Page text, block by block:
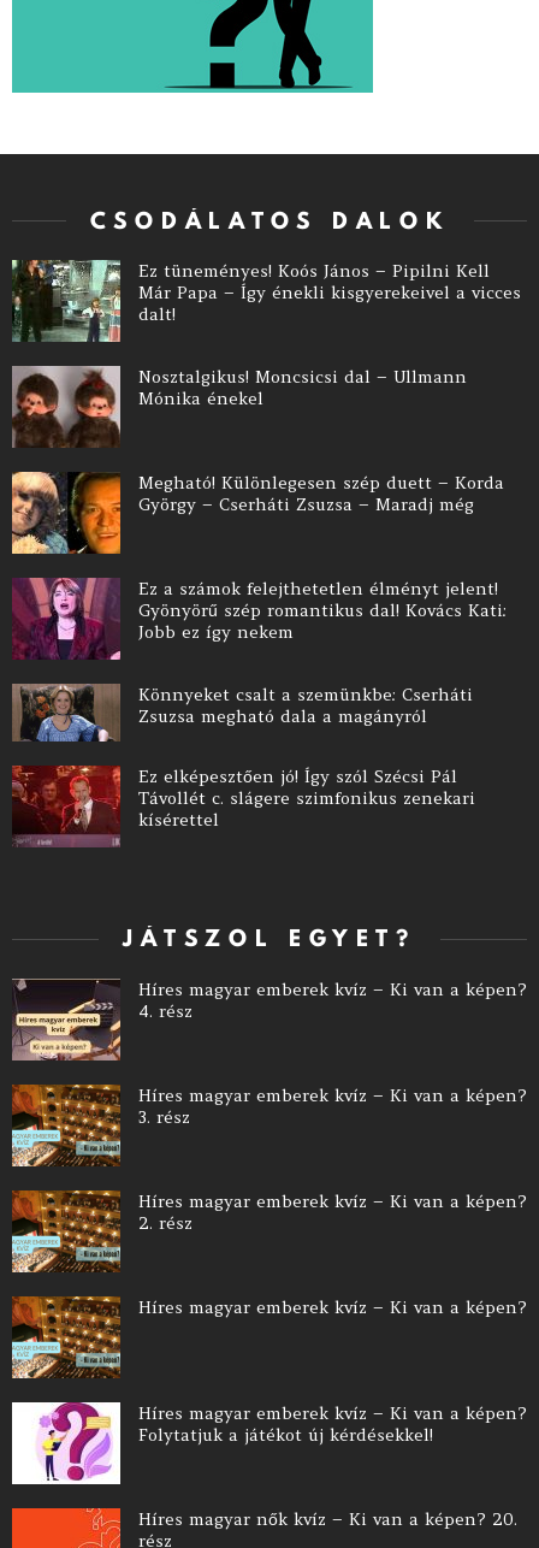
CSODÁLATOS DALOK
Ez tüneményes! Koós János – Pipilni Kell
Már Papa – Így énekli kisgyerekeivel a vicces
dalt!
Nosztalgikus! Moncsicsi dal – Ullmann
Mónika énekel
Megható! Különlegesen szép duett – Korda
György – Cserháti Zsuzsa – Maradj még
Ez a számok felejthetetlen élményt jelent!
Gyönyörű szép romantikus dal! Kovács Kati:
Jobb ez így nekem
Könnyeket csalt a szemünkbe: Cserháti
Zsuzsa megható dala a magányról
Ez elképesztően jó! Így szól Szécsi Pál
Távollét c. slágere szimfonikus zenekari
kísérettel
JÁTSZOL EGYET?
Híres magyar emberek kvíz – Ki van a képen?
4. rész
Híres magyar emberek kvíz – Ki van a képen?
3. rész
Híres magyar emberek kvíz – Ki van a képen?
2. rész
Híres magyar emberek kvíz – Ki van a képen?
Híres magyar emberek kvíz – Ki van a képen?
Folytatjuk a játékot új kérdésekkel!
Híres magyar nők kvíz – Ki van a képen? 20.
rész